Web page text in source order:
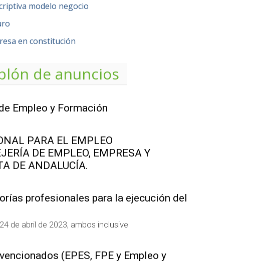
modelo negocio
en constitución
de anuncios
Empleo y Formación
PARA EL EMPLEO
DE EMPLEO, EMPRESA Y
DE ANDALUCÍA.
profesionales para la ejecución del
de abril de 2023, ambos inclusive
(EPES, FPE y Empleo y